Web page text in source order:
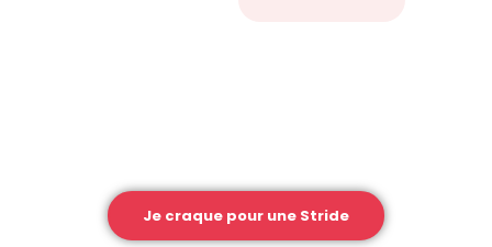
Je craque pour une Stride